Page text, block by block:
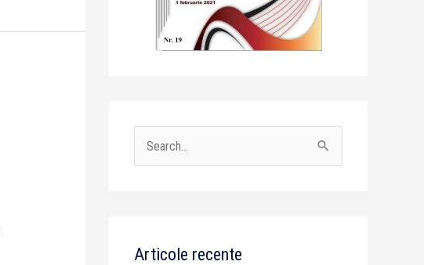
c
Articole recente